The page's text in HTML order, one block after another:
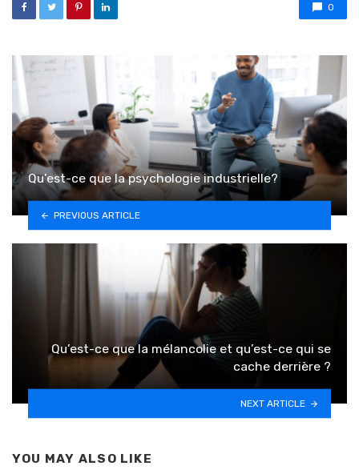
0
Qu’est-ce que la psychologie industrielle?
PREVIOUS ARTICLE
Qu’est-ce que la mélancolie et qu’est-ce qui se
cache derrière ?
NEXT ARTICLE
YOU MAY ALSO LIKE